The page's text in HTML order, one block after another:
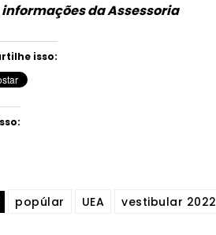
informações da Assessoria
isso:
popúlar UEA vestibular 2022